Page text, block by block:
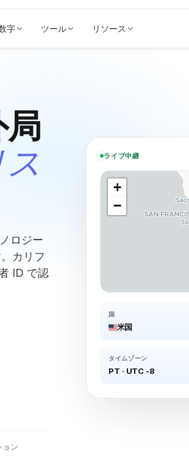
字 ツール リソース
ロジー
カリフ
ID で認
ョン
ライブ中継
+
−
国
米国
タイムゾーン
PT · UTC -8